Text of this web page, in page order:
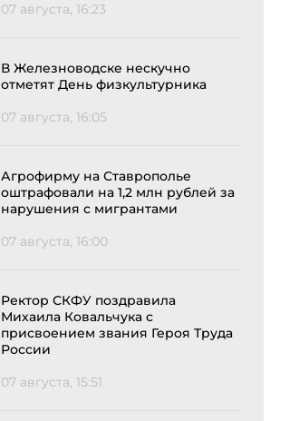
07 августа, 16:23
В Железноводске нескучно
отметят День физкультурника
07 августа, 16:05
Агрофирму на Ставрополье
оштрафовали на 1,2 млн рублей за
нарушения с мигрантами
07 августа, 16:00
Ректор СКФУ поздравила
Михаила Ковальчука с
присвоением звания Героя Труда
России
07 августа, 15:51